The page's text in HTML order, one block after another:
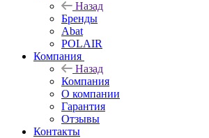
Назад
Бренды
Abat
POLAIR
Компания
Назад
Компания
О компании
Гарантия
Отзывы
Контакты